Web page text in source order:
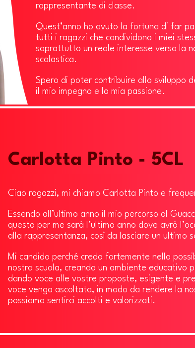
rappresentante di classe.
Quest’anno ho avuto la fortuna di far
tutti i ragazzi che condividono i miei
soprattutto un reale interesse verso la
scolastica.
Spero di poter contribuire allo sviluppo
il mio impegno e la mia passione.
Ciao ragazzi, mi chiamo Carlotta Pinto e
Essendo all’ultimo anno il mio percorso al
questo per me sarà
l’ultimo anno dove avrò
alla rappresentanza, così da lasciare un ultimo
Mi candido perché credo fortemente nella
nostra scuola, creando un ambiente educativo
dando voce alle vostre proposte, esigente e
voce venga ascoltata, in modo da rendere la
possiamo sentirci accolti e valorizzati.
Carlotta Pinto - 5CL